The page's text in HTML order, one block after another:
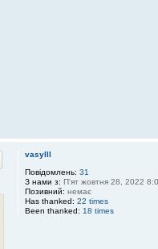
vasylll
Повідомлень: 31
З нами з: П'ят жовтня 28, 2022
Позивний: немає
Has thanked: 22 times
Been thanked: 18 times